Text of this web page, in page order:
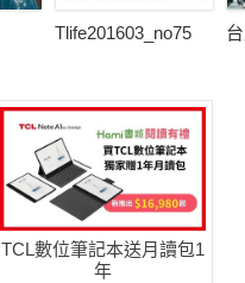
Tlife201603_no75
TCL數位筆記本送月讀包1
年